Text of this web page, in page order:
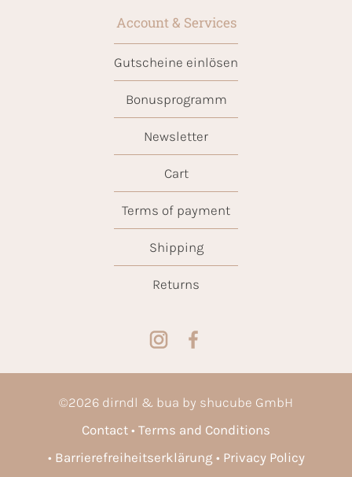
Account & Services
Gutscheine einlösen
Bonusprogramm
Newsletter
Cart
Terms of payment
Shipping
Returns
©2026 dirndl & bua by shucube GmbH
Contact
Terms and Conditions
Barrierefreiheitserklärung
Privacy Policy